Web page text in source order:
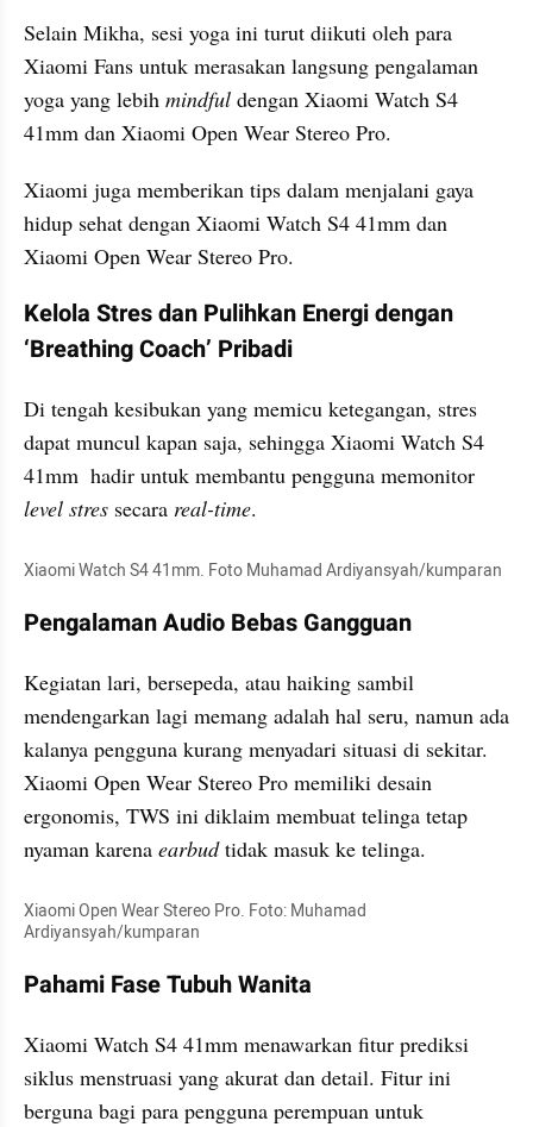
Selain Mikha, sesi yoga ini turut diikuti oleh para
Xiaomi Fans untuk merasakan langsung pengalaman
yoga yang lebih mindful dengan Xiaomi Watch S4
41mm dan Xiaomi Open Wear Stereo Pro.
Xiaomi juga memberikan tips dalam menjalani gaya
hidup sehat dengan Xiaomi Watch S4 41mm dan
Xiaomi Open Wear Stereo Pro.
Kelola Stres dan Pulihkan Energi dengan
‘Breathing Coach’ Pribadi
Di tengah kesibukan yang memicu ketegangan, stres
dapat muncul kapan saja, sehingga Xiaomi Watch S4
level stres secara real-time.
Xiaomi Watch S4 41mm. Foto Muhamad Ardiyansyah/kumparan
Pengalaman Audio Bebas Gangguan
Kegiatan lari, bersepeda, atau haiking sambil
mendengarkan lagi memang adalah hal seru, namun ada
kalanya pengguna kurang menyadari situasi di sekitar.
Xiaomi Open Wear Stereo Pro memiliki desain
ergonomis, TWS ini diklaim membuat telinga tetap
nyaman karena earbud tidak masuk ke telinga.
Xiaomi Open Wear Stereo Pro. Foto: Muhamad
Ardiyansyah/kumparan
Pahami Fase Tubuh Wanita
Xiaomi Watch S4 41mm menawarkan fitur prediksi
siklus menstruasi yang akurat dan detail. Fitur ini
berguna bagi para pengguna perempuan untuk